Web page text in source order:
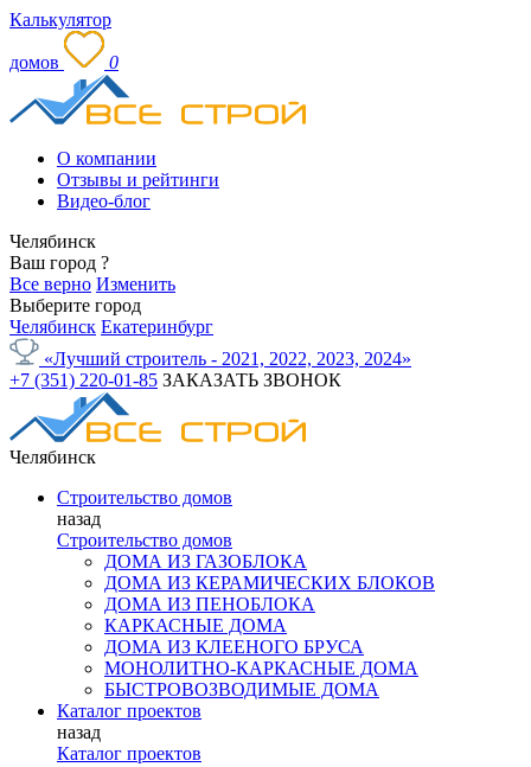
Калькулятор
домов 0
О компании
Отзывы и рейтинги
Видео-блог
Челябинск
Ваш город ?
Все верно Изменить
Выберите город
Челябинск Екатеринбург
«Лучший строитель - 2021, 2022, 2023, 2024»
+7 (351) 220-01-85 ЗАКАЗАТЬ ЗВОНОК
Челябинск
Строительство домов
назад
Строительство домов
ДОМА ИЗ ГАЗОБЛОКА
ДОМА ИЗ КЕРАМИЧЕСКИХ БЛОКОВ
ДОМА ИЗ ПЕНОБЛОКА
КАРКАСНЫЕ ДОМА
ДОМА ИЗ КЛЕЕНОГО БРУСА
МОНОЛИТНО-КАРКАСНЫЕ ДОМА
БЫСТРОВОЗВОДИМЫЕ ДОМА
Каталог проектов
назад
Каталог проектов